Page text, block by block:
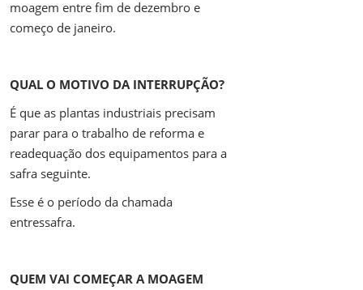
moagem entre fim de dezembro e
começo de janeiro.
QUAL O MOTIVO DA INTERRUPÇÃO?
É que as plantas industriais precisam
parar para o trabalho de reforma e
readequação dos equipamentos para a
safra seguinte.
Esse é o período da chamada
entressafra.
QUEM VAI COMEÇAR A MOAGEM